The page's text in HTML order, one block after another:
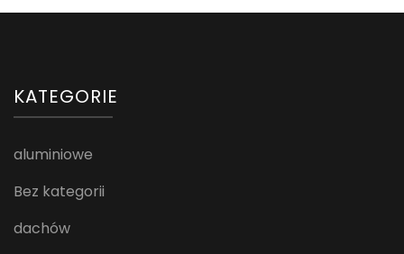
KATEGORIE
aluminiowe
Bez kategorii
dachów